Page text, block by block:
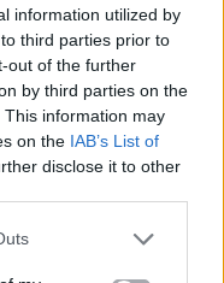
information utilized by
third parties prior to
out of the further
by third parties on the
This information may
on the IAB’s List of
disclose it to other
– ΔΗΜΟΤΙΚΟ
«Γ.